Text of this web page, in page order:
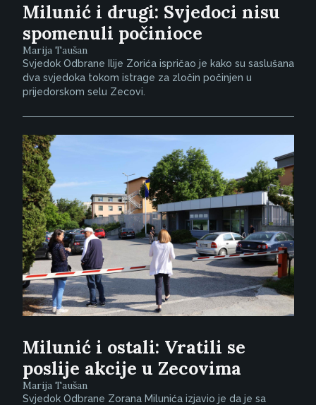
Milunić i drugi: Svjedoci nisu
spomenuli počinioce
Marija Taušan
Svjedok Odbrane Ilije Zorića ispričao je kako su saslušana
dva svjedoka tokom istrage za zločin počinjen u
prijedorskom selu Zecovi.
Milunić i ostali: Vratili se
poslije akcije u Zecovima
Marija Taušan
Svjedok Odbrane Zorana Milunića izjavio je da je sa